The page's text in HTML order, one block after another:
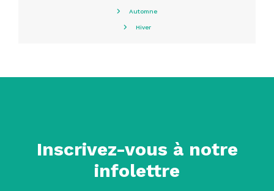
Automne
Hiver
Inscrivez-vous à notre
infolettre